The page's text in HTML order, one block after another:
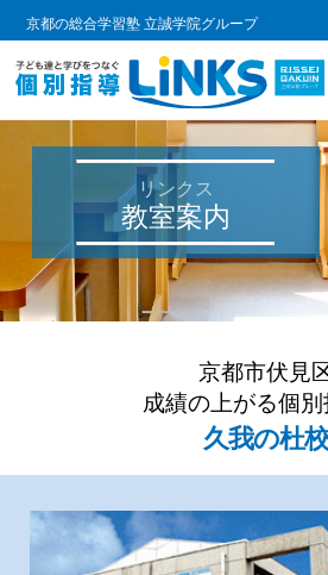
京都の総合学習塾 立誠学院グループ
リンクス
教室案内
京都市伏見
成績の上がる個
久我の杜校